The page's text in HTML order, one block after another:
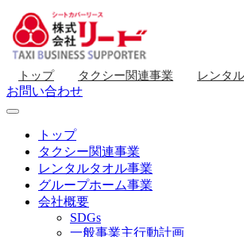
トップ タクシー関連事業 レンタ
お問い合わせ
トップ
タクシー関連事業
レンタルタオル事業
グループホーム事業
会社概要
SDGs
一般事業主行動計画